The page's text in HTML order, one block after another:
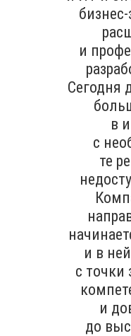
и
Сегодня
в
с
те
и в
с точки
и
до